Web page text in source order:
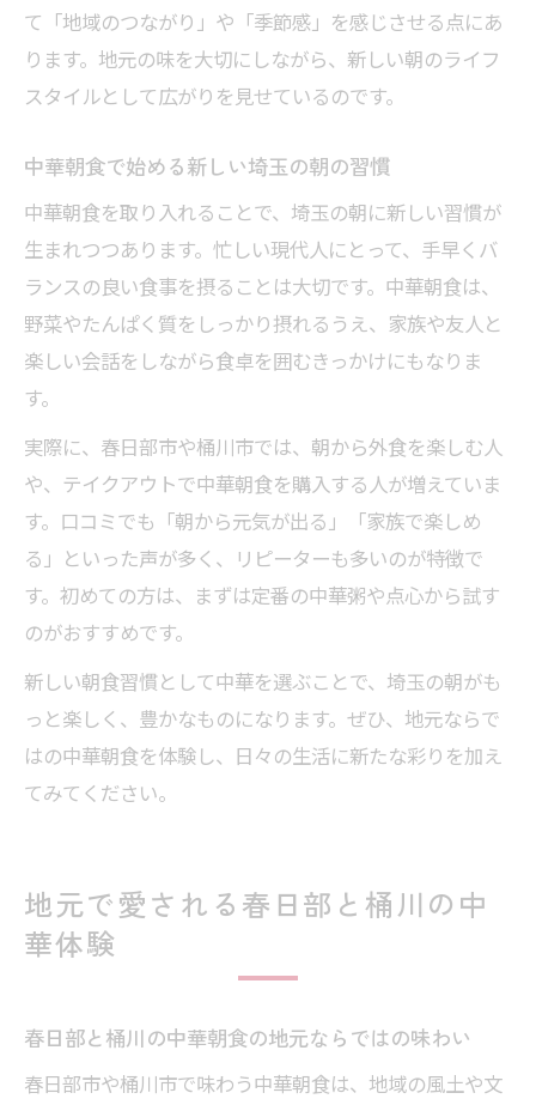
て「地域のつながり」や「季節感」を感じさせる点にあ
ります。地元の味を大切にしながら、新しい朝のライフ
スタイルとして広がりを見せているのです。
中華朝食で始める新しい埼玉の朝の習慣
中華朝食を取り入れることで、埼玉の朝に新しい習慣が
生まれつつあります。忙しい現代人にとって、手早くバ
ランスの良い食事を摂ることは大切です。中華朝食は、
野菜やたんぱく質をしっかり摂れるうえ、家族や友人と
楽しい会話をしながら食卓を囲むきっかけにもなりま
す。
実際に、春日部市や桶川市では、朝から外食を楽しむ人
や、テイクアウトで中華朝食を購入する人が増えていま
す。口コミでも「朝から元気が出る」「家族で楽しめ
る」といった声が多く、リピーターも多いのが特徴で
す。初めての方は、まずは定番の中華粥や点心から試す
のがおすすめです。
新しい朝食習慣として中華を選ぶことで、埼玉の朝がも
っと楽しく、豊かなものになります。ぜひ、地元ならで
はの中華朝食を体験し、日々の生活に新たな彩りを加え
てみてください。
地元で愛される春日部と桶川の中
華体験
春日部と桶川の中華朝食の地元ならではの味わい
春日部市や桶川市で味わう中華朝食は、地域の風土や文